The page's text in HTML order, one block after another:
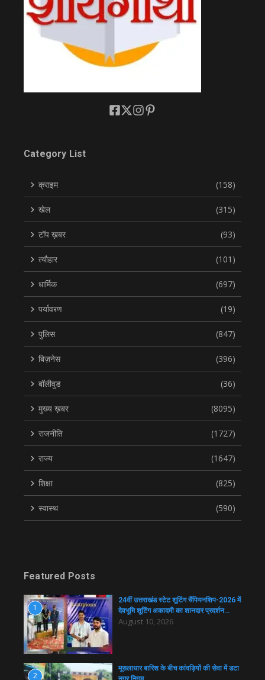
Category List
क्राइम (158)
खेल (315)
टॉप ख़बर (93)
त्यौहार (101)
धार्मिक (697)
पर्यावरण (19)
पुलिस (847)
बिज़नेस (396)
बॉलीवुड (36)
मुख्य ख़बर (8095)
राजनीति (1727)
राज्य (1647)
शिक्षा (825)
स्वास्थ (590)
Featured Posts
1
24वीं उत्तराखंड स्टेट शूटिंग चैंपियनशिप-2026 में
देवभूमि शूटिंग अकादमी का शानदार प्रदर्शन…
August 10, 2026
2
मूसलाधार बारिश के बीच कांवड़ियों की सेवा में डटा